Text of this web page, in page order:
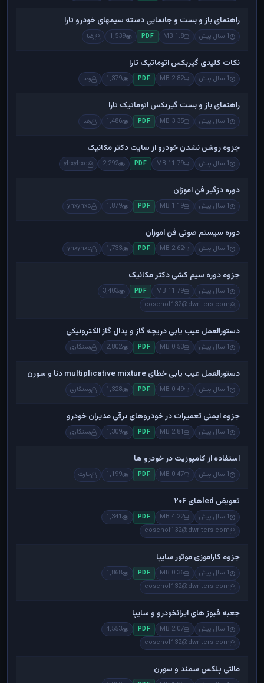
راهنمای باز و بست و جانمایی دسته سیمهای خودرو تارا
1 سال پیش 1.8 MB
PDF
1,539 رضا
نکات کلیدی گیربکس اتوماتیک تارا
1 سال پیش 2.82 MB
PDF
1,379 رضا
راهنمای باز و بست گیربکس اتوماتیک تارا
1 سال پیش 3.35 MB
PDF
1,486 رضا
جزوه روشن نشدن خودرو از سایت دکتر مکانیک
1 سال پیش 11.79 MB
PDF
2,292
yhxyhxc
دوره دزگیر فن اموزان
1 سال پیش 1.19 MB
PDF
1,879
yhxyhxc
دوره سیستم صوتی فن اموزان
1 سال پیش 2.62 MB
PDF
1,733
yhxyhxc
جزوه دوره سیم کشی دکتر مکانیک
1 سال پیش 11.79 MB
PDF
3,403
cosehof132@dwriters.com
دستورالعمل عیب یابی دریچه گاز و پدال گاز الکترونیکی
1 سال پیش 0.53 MB
PDF
2,802 رستگاری
دستورالعمل عیب یابی خطای multiplicative mixture دنا و سورن
1 سال پیش 0.49 MB
PDF
1,328 رستگاری
جزوه ایمنی تعمیرات در خودروهای برقی مدیران خودرو
1 سال پیش 2.81 MB
PDF
1,309 رستگاری
استفاده از کامپوزیت در خودرو ها
1 سال پیش 0.47 MB
PDF
1,199 حارث
تعویض ledهای ۲۰۶
1 سال پیش 4.22 MB
PDF
1,341
cosehof132@dwriters.com
جزوه کاراموزی موتور سایپا
1 سال پیش 0.36 MB
PDF
1,868
cosehof132@dwriters.com
جعبه فیوز های ایرانخودرو و سایپا
1 سال پیش 2.07 MB
PDF
4,553
cosehof132@dwriters.com
مالتی پلکس سمند و سورن